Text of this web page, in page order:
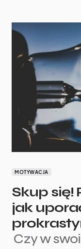
MOTYWACJA
Skup się!
jak
Czy w